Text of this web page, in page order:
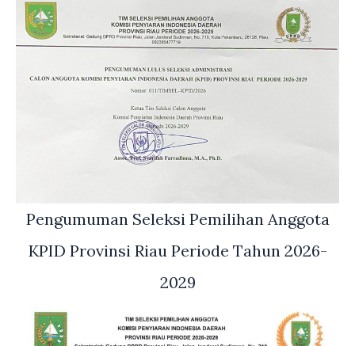
Pengumuman Seleksi Pemilihan Anggota
KPID Provinsi Riau Periode Tahun 2026-
2029